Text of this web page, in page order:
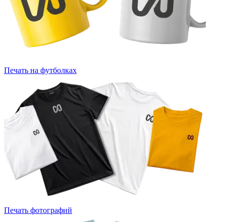
Печать на футболках
Печать фотографий